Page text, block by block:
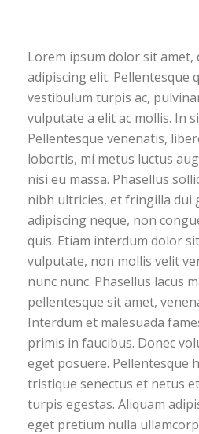
Lorem ipsum dolor sit amet,
adipiscing elit. Pellentesque
vestibulum turpis ac,
vulputate a elit ac mollis. In
Pellentesque venenatis,
lobortis, mi metus luctus
nisi eu massa. Phasellus
nibh ultricies, et fringilla dui
adipiscing neque, non
quis. Etiam interdum dolor
vulputate, non mollis velit
nunc nunc. Phasellus lacus
pellentesque sit amet,
Interdum et malesuada
primis in faucibus. Donec
eget posuere. Pellentesque
tristique senectus et netus
turpis egestas. Aliquam
eget pretium nulla